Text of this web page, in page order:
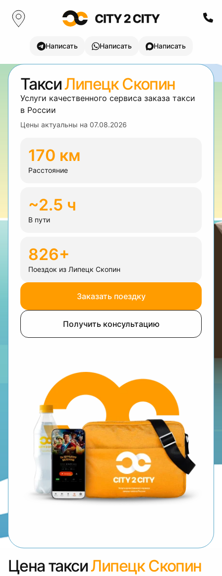
Написать Написать Написать
ТаксиЛипецк Скопин
Услуги качественного сервиса заказа такси
в России
Цены актуальны на 07.08.2026
170 км
Расстояние
~2.5 ч
В пути
826+
Поездок из Липецк Скопин
Заказать поездку
Получить консультацию
Цена таксиЛипецк Скопин